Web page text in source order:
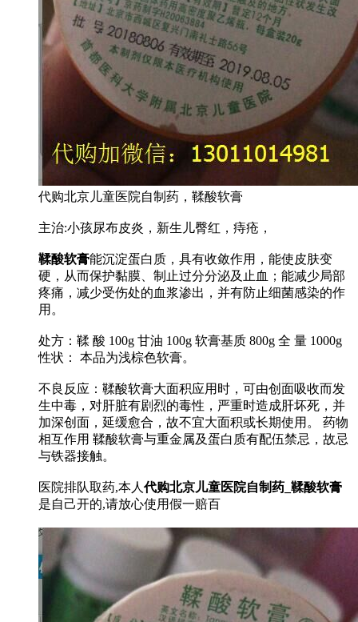
代购北京儿童医院自制药，鞣酸软膏
主治:小孩尿布皮炎，新生儿臀红，痔疮，
鞣酸软膏能沉淀蛋白质，具有收敛作用，能使皮肤变
硬，从而保护黏膜、制止过分分泌及止血；能减少局部
疼痛，减少受伤处的血浆渗出，并有防止细菌感染的作
用。
处方：鞣 酸 100g 甘油 100g 软膏基质 800g 全 量 1000g
性状： 本品为浅棕色软膏。
不良反应：鞣酸软膏大面积应用时，可由创面吸收而发
生中毒，对肝脏有剧烈的毒性，严重时造成肝坏死，并
加深创面，延缓愈合，故不宜大面积或长期使用。 药物
相互作用 鞣酸软膏与重金属及蛋白质有配伍禁忌，故忌
与铁器接触。
医院排队取药,本人代购北京儿童医院自制药_鞣酸软膏
是自己开的,请放心使用假一赔百